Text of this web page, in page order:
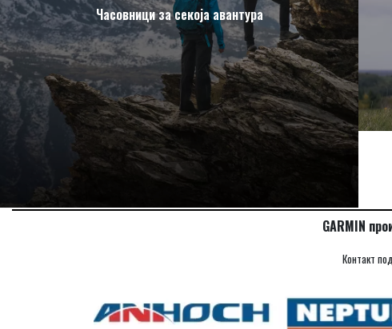
Часовници за секоја авантура
GARMIN
Контакт